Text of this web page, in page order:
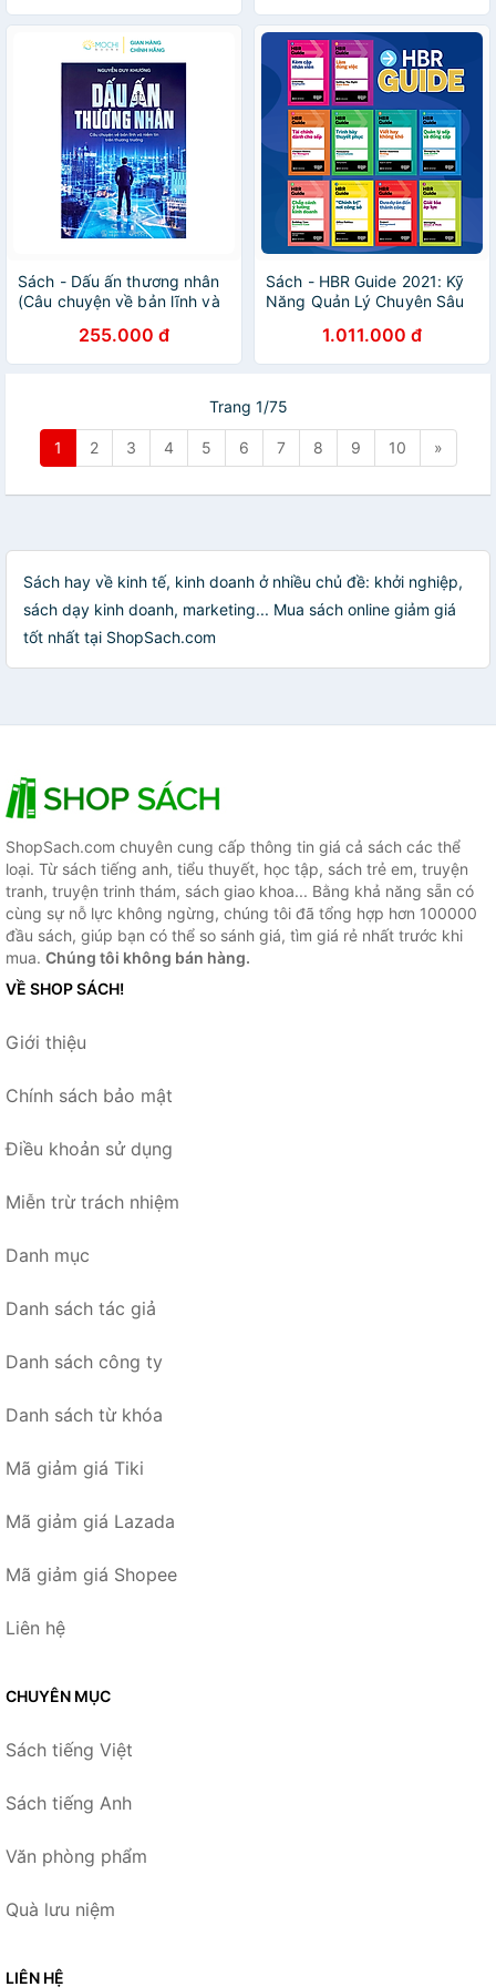
Zitelmann - Nguyễn Bích
Lan dịch - NXB Phụ Nữ
Sách - Dấu ấn thương nhân
(Câu chuyện về bản lĩnh và
255.000 đ
Sách - HBR Guide 2021: Kỹ
Năng Quản Lý Chuyên Sâu
( Bộ 10 cuốn + tặng kèm
boxset)
1.011.000 đ
Trang 1/75
1 2 3 4 5 6 7 8 9 10 »
Sách hay về kinh tế, kinh doanh ở nhiều chủ đề: khởi nghiệp,
sách dạy kinh doanh, marketing... Mua sách online giảm giá
tốt nhất tại ShopSach.com
ShopSach.com chuyên cung cấp thông tin giá cả sách các thể
loại. Từ sách tiếng anh, tiểu thuyết, học tập, sách trẻ em, truyện
tranh, truyện trinh thám, sách giao khoa... Bằng khả năng sẵn có
cùng sự nỗ lực không ngừng, chúng tôi đã tổng hợp hơn 100000
đầu sách, giúp bạn có thể so sánh giá, tìm giá rẻ nhất trước khi
mua. Chúng tôi không bán hàng.
VỀ SHOP SÁCH!
Giới thiệu
Chính sách bảo mật
Điều khoản sử dụng
Miễn trừ trách nhiệm
Danh mục
Danh sách tác giả
Danh sách công ty
Danh sách từ khóa
Mã giảm giá Tiki
Mã giảm giá Lazada
Mã giảm giá Shopee
Liên hệ
CHUYÊN MỤC
Sách tiếng Việt
Sách tiếng Anh
Văn phòng phẩm
Quà lưu niệm
LIÊN HỆ